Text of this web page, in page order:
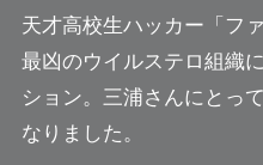
天才高校生ハッカー「フ
最凶のウイルステロ組織
ション。三浦さんにとっ
なりました。